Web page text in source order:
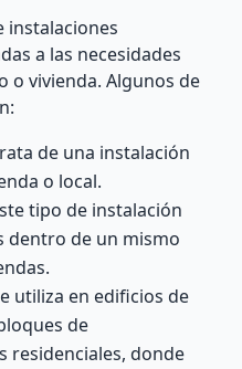
instalaciones
a las necesidades
o vivienda. Algunos de
de una instalación
o local.
tipo de instalación
dentro de un mismo
utiliza en edificios de
de
residenciales, donde